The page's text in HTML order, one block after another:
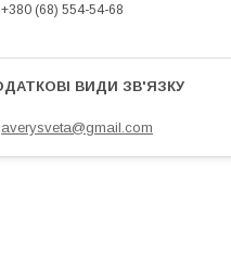
+380 (68) 554-54-68
averysveta@gmail.com